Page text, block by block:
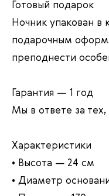
Готовый подарок
Ночник упакован в
подарочным
преподнести
Гарантия — 1 год
Мы в ответе за
Характеристики
• Высота — 24 см
• Диаметр